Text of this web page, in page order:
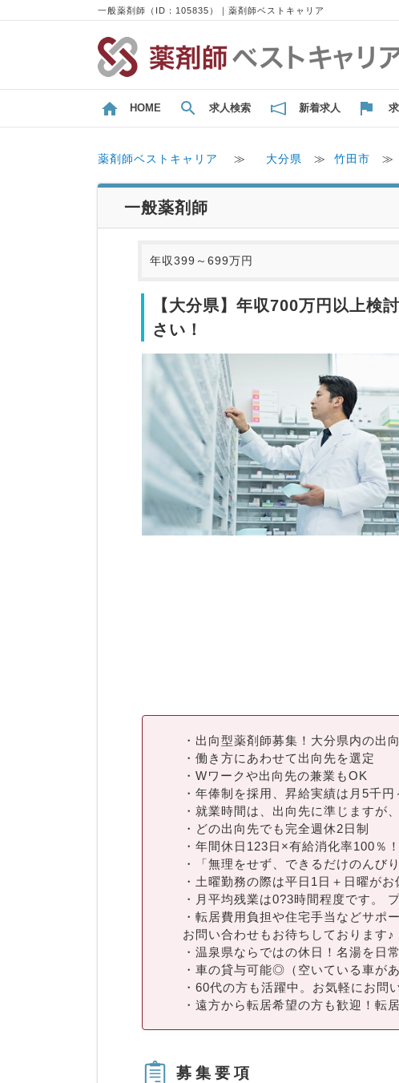
一般薬剤師（ID：105835）｜薬剤師ベストキャリア
HOME 求人検索 新着求人
薬剤師ベストキャリア ≫ 大分県 ≫ 竹田市 ≫
一般薬剤師
年収399～699万円
【大分県】年収700万円以上検
さい！
・出向型薬剤師募集！大分県内の出
・働き方にあわせて出向先を選定
・Wワークや出向先の兼業もOK
・年俸制を採用、昇給実績は月5千円
・就業時間は、出向先に準じますが
・どの出向先でも完全週休2日制
・年間休日123日×有給消化率100％
・「無理をせず、できるだけのんび
・土曜勤務の際は平日1日＋日曜がお
・月平均残業は0?3時間程度です。
・転居費用負担や住宅手当などサポ
お問い合わせもお待ちしております♪
・温泉県ならではの休日！名湯を日
・車の貸与可能◎（空いている車があ
・60代の方も活躍中。お気軽にお問
・遠方から転居希望の方も歓迎！転
募集要項